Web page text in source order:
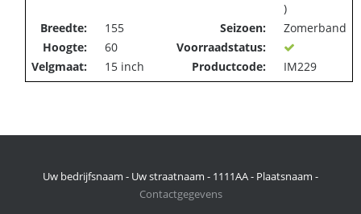
)
Breedte:
155 Seizoen:
Zomerband
Hoogte:
60
Voorraadstatus:
Velgmaat:
15 inch Productcode: IM229
Uw bedrijfsnaam - Uw straatnaam - 1111AA - Plaatsnaam -
Contactgegevens